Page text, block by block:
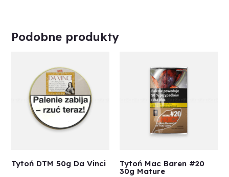
Podobne produkty
Tytoń DTM 50g Da Vinci Tytoń Mac Baren #20
30g Mature